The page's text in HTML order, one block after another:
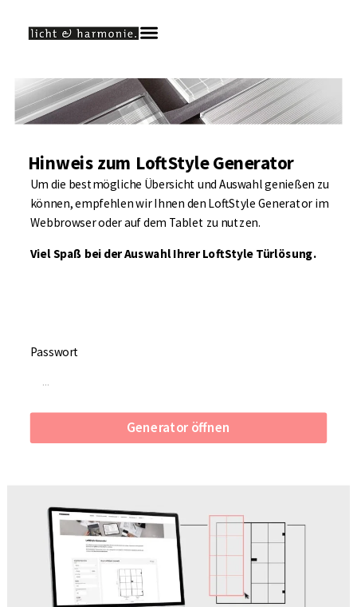
Hinweis zum LoftStyle Generator
Um die bestmögliche Übersicht und Auswahl genießen zu
können, empfehlen wir Ihnen den LoftStyle Generator im
Webbrowser oder auf dem Tablet zu nutzen.
Viel Spaß bei der Auswahl Ihrer LoftStyle Türlösung.
Passwort
Generator öffnen